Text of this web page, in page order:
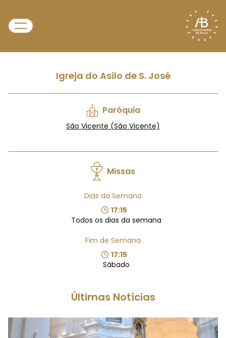
Igreja do Asilo de S. José
Paróquia
São Vicente (São Vicente)
Missas
Dias da Semana
17:15
Todos os dias da semana
Fim de Semana
17:15
Sábado
Últimas Notícias